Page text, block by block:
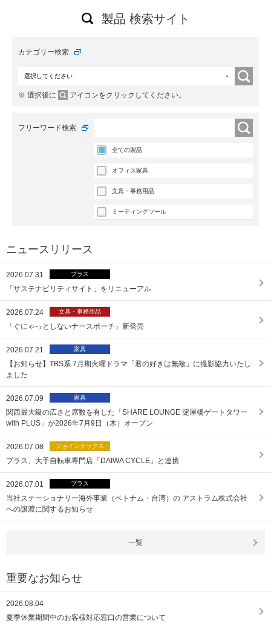
製品 検索サイト
カテゴリー検索
※ 選択後に アイコンをクリックしてください。
フリーワード検索
全ての製品
オフィス家具
文具・事務用品
ミーティングツール
ニュースリリース
2026.07.31
「サステナビリティサイト」をリニューアル
2026.07.24
「ぐにゃっとしないナースポーチ」新発売
2026.07.21
【お知らせ】TBS系 7月期火曜ドラマ「君の好きは無敵」に撮影協力いたし
ました
2026.07.09
関西最大級の広さと席数を有した「SHARE LOUNGE 淀屋橋ゲートタワー
with PLUS」が2026年7月9日（木）オープン
2026.07.08
プラス、大手自転車専門店「DAIWA CYCLE」と連携
2026.07.01
当社ステーショナリー海外事業（ベトナム・台湾）の アストラム株式会社
への譲渡に関するお知らせ
一覧
重要なお知らせ
2026.08.04
夏季休業期間中のお客様対応窓口の営業について